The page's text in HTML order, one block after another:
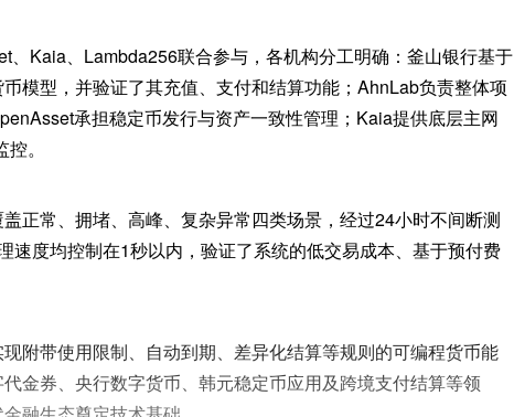
、Kaia、Lambda256联合参与，各机构分工明确：釜山银行基于
模型，并验证了其充值、支付和结算功能；AhnLab负责整体项
承担稳定币发行与资产一致性管理；Kaia提供底层主网
。
正常、拥堵、高峰、复杂异常四类场景，经过24小时不间断测
速度均控制在1秒以内，验证了系统的低交易成本、基于预付费
附带使用限制、自动到期、差异化结算等规则的可编程货币能
金券、央行数字货币、韩元稳定币应用及跨境支付结算等领